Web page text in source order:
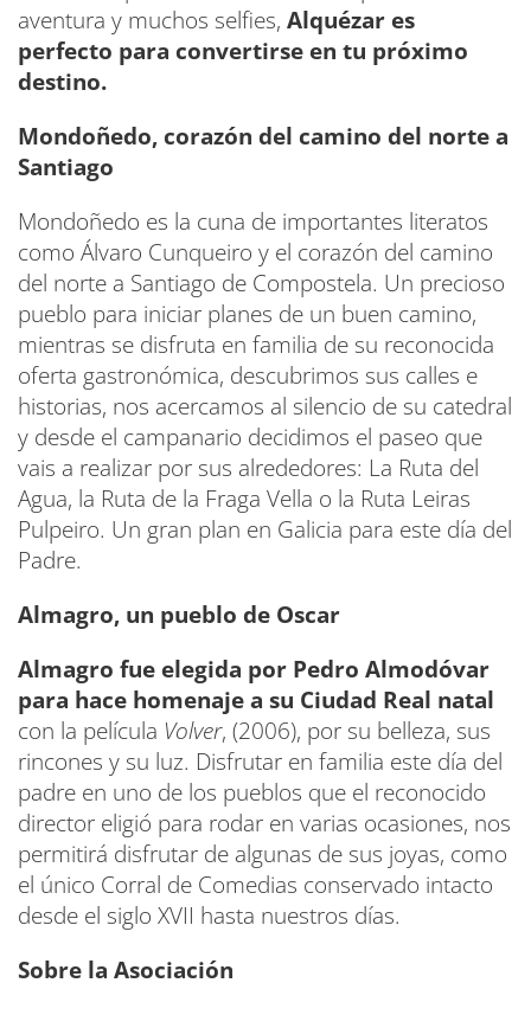
aventura y muchos selfies, Alquézar es
perfecto para convertirse en tu próximo
destino.
Mondoñedo, corazón del camino del norte a
Santiago
Mondoñedo es la cuna de importantes literatos
como Álvaro Cunqueiro y el corazón del camino
del norte a Santiago de Compostela. Un precioso
pueblo para iniciar planes de un buen camino,
mientras se disfruta en familia de su reconocida
oferta gastronómica, descubrimos sus calles e
historias, nos acercamos al silencio de su catedral
y desde el campanario decidimos el paseo que
vais a realizar por sus alrededores: La Ruta del
Agua, la Ruta de la Fraga Vella o la Ruta Leiras
Pulpeiro. Un gran plan en Galicia para este día del
Padre.
Almagro, un pueblo de Oscar
Almagro fue elegida por Pedro Almodóvar
para hace homenaje a su Ciudad Real natal
con la película Volver, (2006), por su belleza, sus
rincones y su luz. Disfrutar en familia este día del
padre en uno de los pueblos que el reconocido
director eligió para rodar en varias ocasiones, nos
permitirá disfrutar de algunas de sus joyas, como
el único Corral de Comedias conservado intacto
desde el siglo XVII hasta nuestros días.
Sobre la Asociación